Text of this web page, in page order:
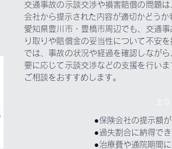
交通事故の示談交渉や損害賠償の問題
会社から提示された内容が適切かどう
愛知県豊川市・豊橋市周辺でも、交通
り取りや賠償金の妥当性について不安
では、事故の状況や経過を確認しなが
要に応じて示談交渉などの支援を行い
ご相談をおすすめします。
●保険会社の提示額
●過失割合に納得で
●治療費や通院期間